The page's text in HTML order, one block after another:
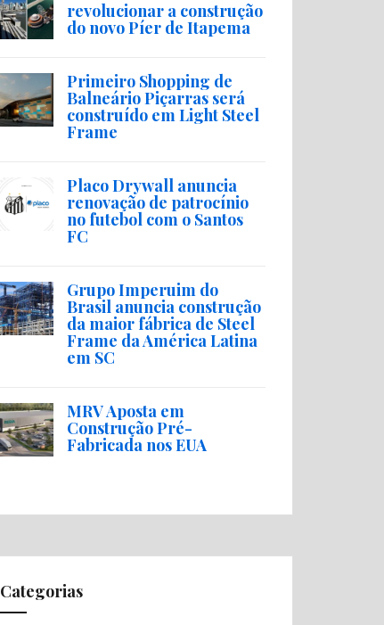
revolucionar a construção
do novo Píer de Itapema
Primeiro Shopping de
Balneário Piçarras será
construído em Light Steel
Frame
Placo Drywall anuncia
renovação de patrocínio
no futebol com o Santos
FC
Grupo Imperuim do
Brasil anuncia construção
da maior fábrica de Steel
Frame da América Latina
em SC
MRV Aposta em
Construção Pré-
Fabricada nos EUA
Categorias